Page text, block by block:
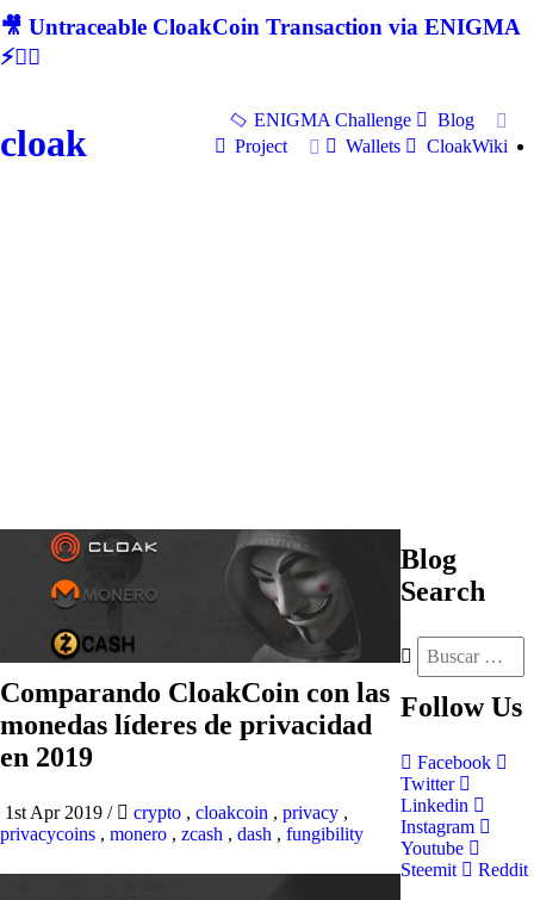
🎥 Untraceable CloakCoin Transaction via ENIGMA
⚡🕵‍♂
cloak
ENIGMA Challenge
Blog
Project
Wallets CloakWiki
Comparando CloakCoin con las
monedas líderes de privacidad
en 2019
1st Apr 2019 / crypto , cloakcoin , privacy ,
privacycoins , monero , zcash , dash , fungibility
Blog
Search
Follow Us
Facebook
Twitter
Linkedin
Instagram
Youtube
Steemit
Reddit